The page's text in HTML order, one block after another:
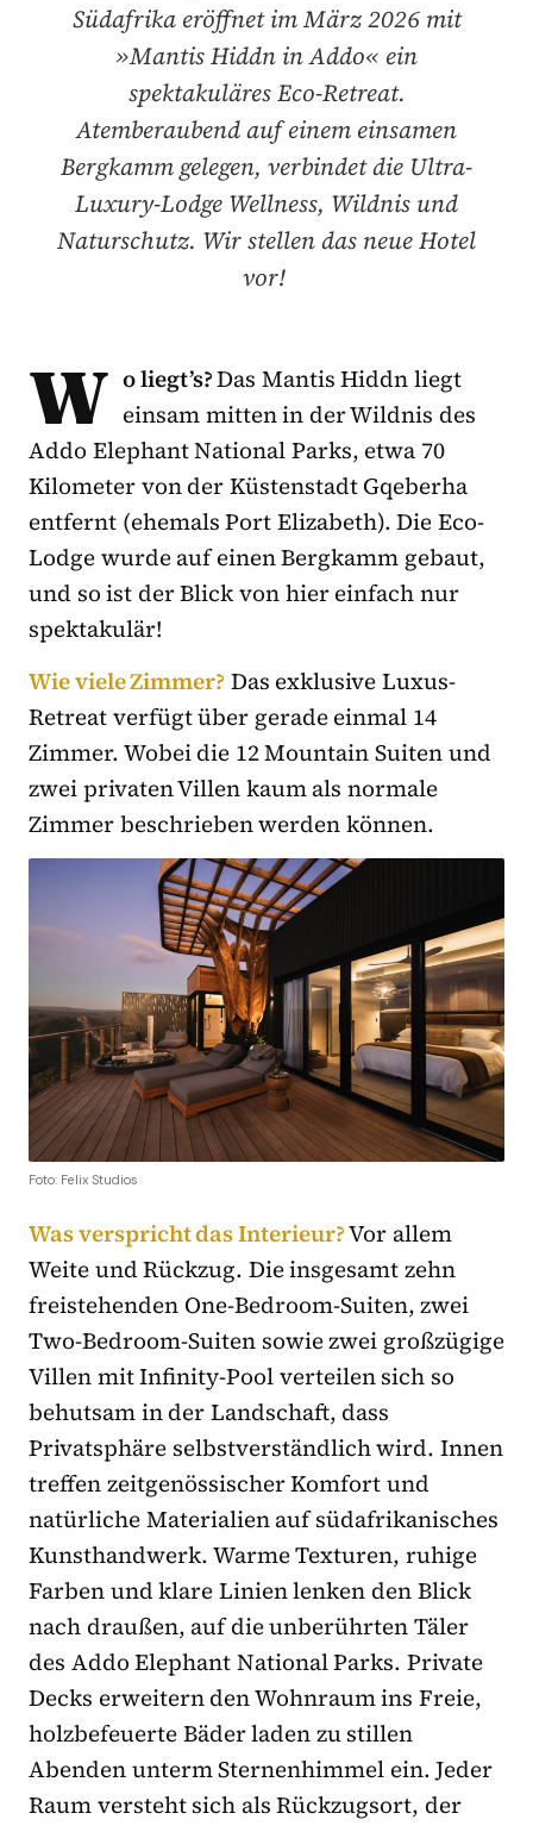
Südafrika eröffnet im März 2026 mit
»Mantis Hiddn in Addo« ein
spektakuläres Eco-Retreat.
Atemberaubend auf einem einsamen
Bergkamm gelegen, verbindet die Ultra-
Luxury-Lodge Wellness, Wildnis und
Naturschutz. Wir stellen das neue Hotel
vor!
W o liegt’s?Das Mantis Hiddn liegt
einsam mitten in der Wildnis des
Addo Elephant National Parks, etwa 70
Kilometer von der Küstenstadt Gqeberha
entfernt (ehemals Port Elizabeth). Die Eco-
Lodge wurde auf einen Bergkamm gebaut,
und so ist der Blick von hier einfach nur
spektakulär!
Wie viele Zimmer? Das exklusive Luxus-
Retreat verfügt über gerade einmal 14
Zimmer. Wobei die 12 Mountain Suiten und
zwei privaten Villen kaum als normale
Zimmer beschrieben werden können.
Foto: Felix Studios
Was verspricht das Interieur?Vor allem
Weite und Rückzug. Die insgesamt zehn
freistehenden One-Bedroom-Suiten, zwei
Two-Bedroom-Suiten sowie zwei großzügige
Villen mit Infinity-Pool verteilen sich so
behutsam in der Landschaft, dass
Privatsphäre selbstverständlich wird. Innen
treffen zeitgenössischer Komfort und
natürliche Materialien auf südafrikanisches
Kunsthandwerk. Warme Texturen, ruhige
Farben und klare Linien lenken den Blick
nach draußen, auf die unberührten Täler
des Addo Elephant National Parks. Private
Decks erweitern den Wohnraum ins Freie,
holzbefeuerte Bäder laden zu stillen
Abenden unterm Sternenhimmel ein. Jeder
Raum versteht sich als Rückzugsort, der